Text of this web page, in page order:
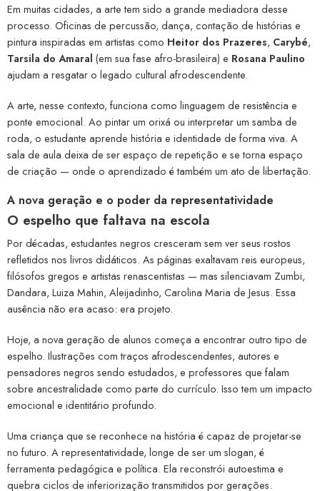
Em muitas cidades, a arte tem sido a grande mediadora desse
processo. Oficinas de percussão, dança, contação de histórias e
pintura inspiradas em artistas como Heitor dos Prazeres, Carybé,
Tarsila do Amaral (em sua fase afro-brasileira) e Rosana Paulino
ajudam a resgatar o legado cultural afrodescendente.
A arte, nesse contexto, funciona como linguagem de resistência e
ponte emocional. Ao pintar um orixá ou interpretar um samba de
roda, o estudante aprende história e identidade de forma viva. A
sala de aula deixa de ser espaço de repetição e se torna espaço
de criação — onde o aprendizado é também um ato de libertação.
A nova geração e o poder da representatividade
O espelho que faltava na escola
Por décadas, estudantes negros cresceram sem ver seus rostos
refletidos nos livros didáticos. As páginas exaltavam reis europeus,
filósofos gregos e artistas renascentistas — mas silenciavam Zumbi,
Dandara, Luiza Mahin, Aleijadinho, Carolina Maria de Jesus. Essa
ausência não era acaso: era projeto.
Hoje, a nova geração de alunos começa a encontrar outro tipo de
espelho. Ilustrações com traços afrodescendentes, autores e
pensadores negros sendo estudados, e professores que falam
sobre ancestralidade como parte do currículo. Isso tem um impacto
emocional e identitário profundo.
Uma criança que se reconhece na história é capaz de projetar-se
no futuro. A representatividade, longe de ser um slogan, é
ferramenta pedagógica e política. Ela reconstrói autoestima e
quebra ciclos de inferiorização transmitidos por gerações.